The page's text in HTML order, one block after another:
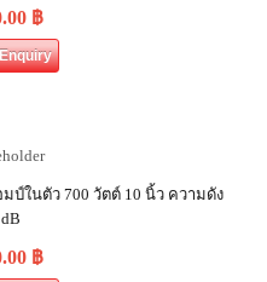
฿
มป์ในตัว 700 วัตต์ 10 นิ้ว ความดัง
฿